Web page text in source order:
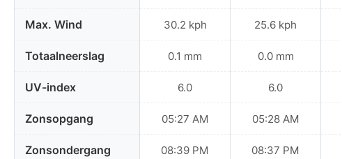
Max. Wind
Totaalneerslag
UV-index
Zonsopgang
Zonsondergang
30.2 kph
0.1 mm
6.0
05:27 AM
08:39 PM
25.6 kph
0.0 mm
6.0
05:28 AM
08:37 PM